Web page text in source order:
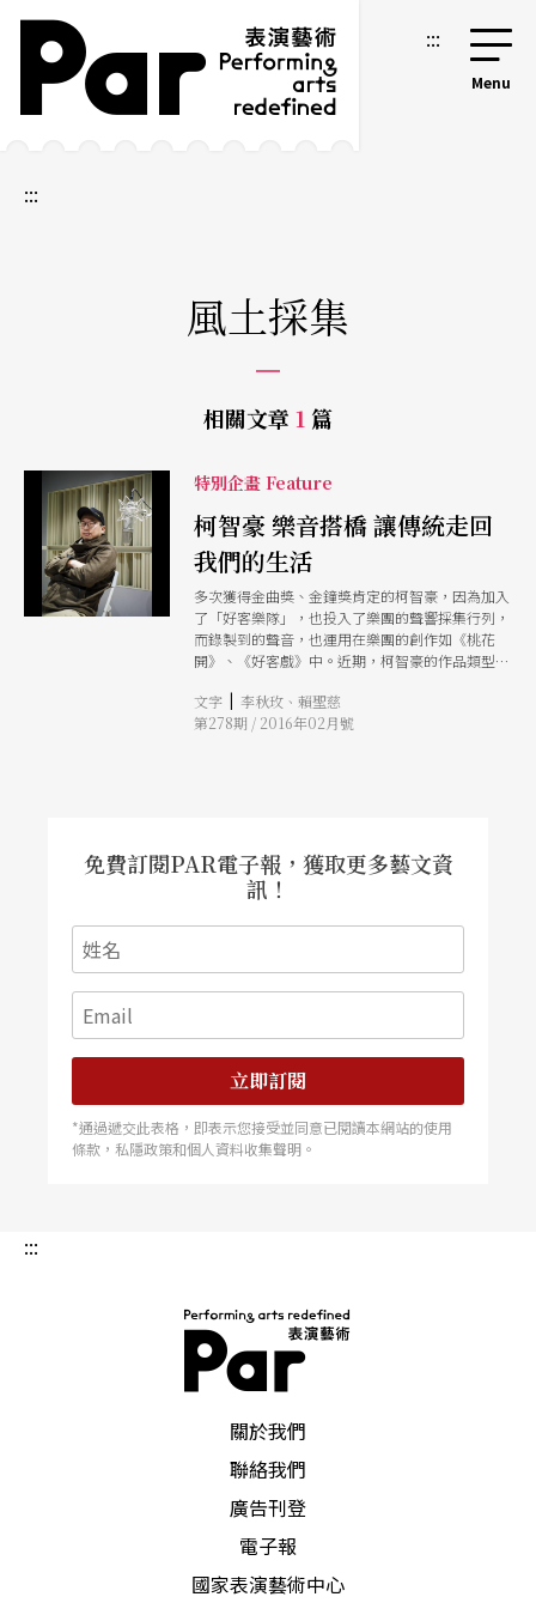
跳到主要內容區塊
網站導覽 :::
:::
風土採集
相關文章 1 篇
特別企畫 Feature
柯智豪 樂音搭橋 讓傳統走回
我們的生活
多次獲得金曲獎、金鐘獎肯定的柯智豪，因為加入
了「好客樂隊」，也投入了樂團的聲響採集行列，
而錄製到的聲音，也運用在樂團的創作如《桃花
開》、《好客戲》中。近期，柯智豪的作品類型從
閩南語，等於台灣各族群都找上了他，但他的採集
不為學術研究，而更多是找尋一條連接傳統與現代
文字 | 李秋玫、賴聖慈
第278期 / 2016年02月號
免費訂閱PAR電子報，獲取更多藝文資
訊！
立即訂閱
*通過遞交此表格，即表示您接受並同意已閱讀本網站的使用
條款，私隱政策和個人資料收集聲明。
:::
關於我們
聯絡我們
廣告刊登
電子報
國家表演藝術中心